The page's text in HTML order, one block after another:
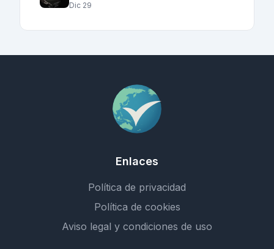
Dic 29
Enlaces
Política de privacidad
Política de cookies
Aviso legal y condiciones de uso